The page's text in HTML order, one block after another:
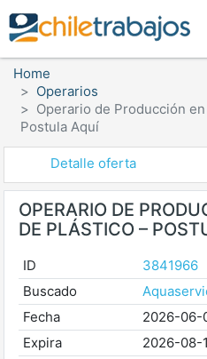
Home
Operarios
Operario de Producción
Postula Aquí
Detalle oferta
OPERARIO DE
DE PLÁSTICO –
ID
3841966
Buscado
Fecha
2026-06-
Expira
2026-08-